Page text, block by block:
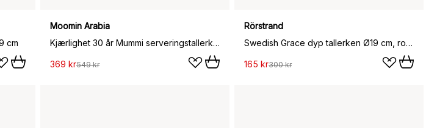
cm
Moomin Arabia
Kjærlighet 30 år Mummi serveringstallerken, Ø30 cm
369 kr549 kr
Rörstrand
Swedish Grace dyp tallerken Ø19 cm, rosa
165 kr300 kr